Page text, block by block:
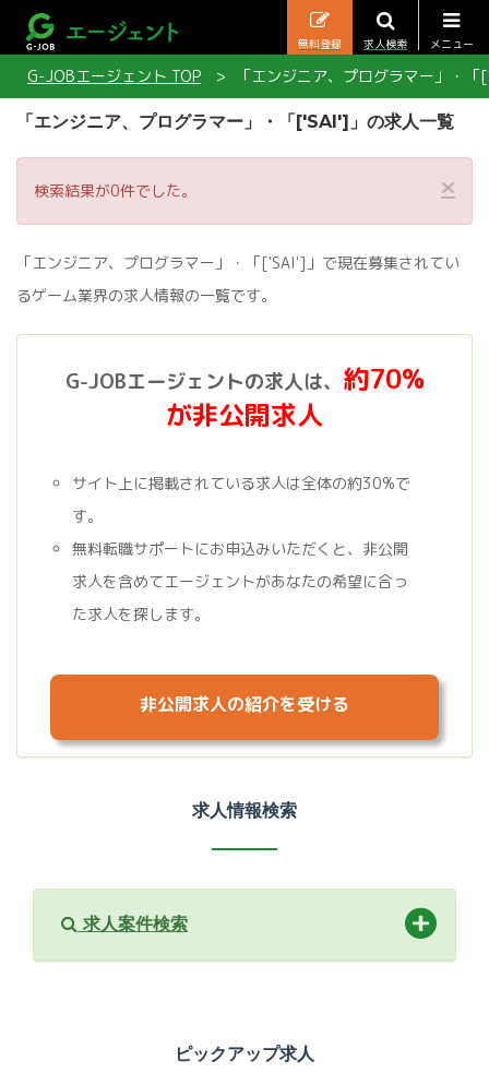
メニュー
求人検索
無料登録
G-JOBエージェント TOP 「エンジニア、プログラマー」・
「エンジニア、プログラマー」・「['SAI']」の求人一覧
×
検索結果が0件でした。
「エンジニア、プログラマー」・「['SAI']」で現在募集されてい
るゲーム業界の求人情報の一覧です。
G-JOBエージェントの求人は、 約70%
が非公開求人
サイト上に掲載されている求人は全体の約30%で
す。
無料転職サポートにお申込みいただくと、非公開
求人を含めてエージェントがあなたの希望に合っ
た求人を探します。
非公開求人の紹介を受ける
求人情報検索
求人案件検索
ピックアップ求人